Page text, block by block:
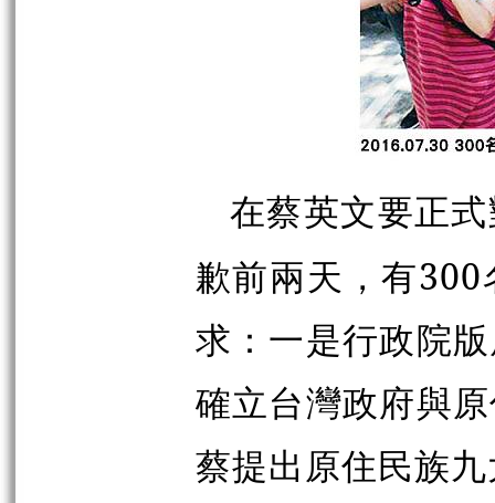
在蔡英文要正
歉前兩天，有
求：一是行政院
確立台灣政府與
蔡提出原住民族